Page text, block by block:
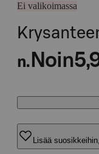
Ei valikoimassa
n. Noin
Lisää